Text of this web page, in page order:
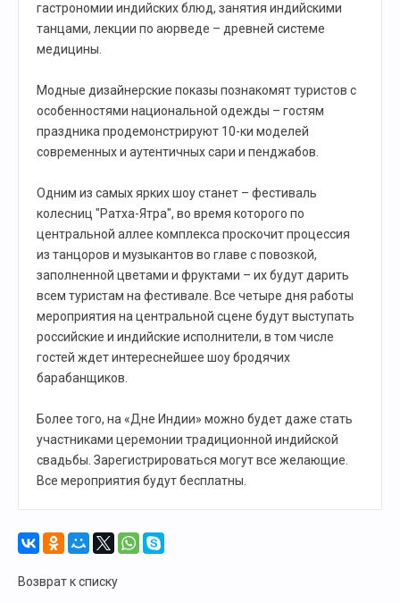
гастрономии индийских блюд, занятия индийскими
танцами, лекции по аюрведе – древней системе
медицины.
Модные дизайнерские показы познакомят туристов с
особенностями национальной одежды – гостям
праздника продемонстрируют 10-ки моделей
современных и аутентичных сари и пенджабов.
Одним из самых ярких шоу станет – фестиваль
колесниц "Ратха-Ятра", во время которого по
центральной аллее комплекса проскочит процессия
из танцоров и музыкантов во главе с повозкой,
заполненной цветами и фруктами – их будут дарить
всем туристам на фестивале. Все четыре дня работы
мероприятия на центральной сцене будут выступать
российские и индийские исполнители, в том числе
гостей ждет интереснейшее шоу бродячих
барабанщиков.
Более того, на «Дне Индии» можно будет даже стать
участниками церемонии традиционной индийской
свадьбы. Зарегистрироваться могут все желающие.
Все мероприятия будут бесплатны.
Возврат к списку